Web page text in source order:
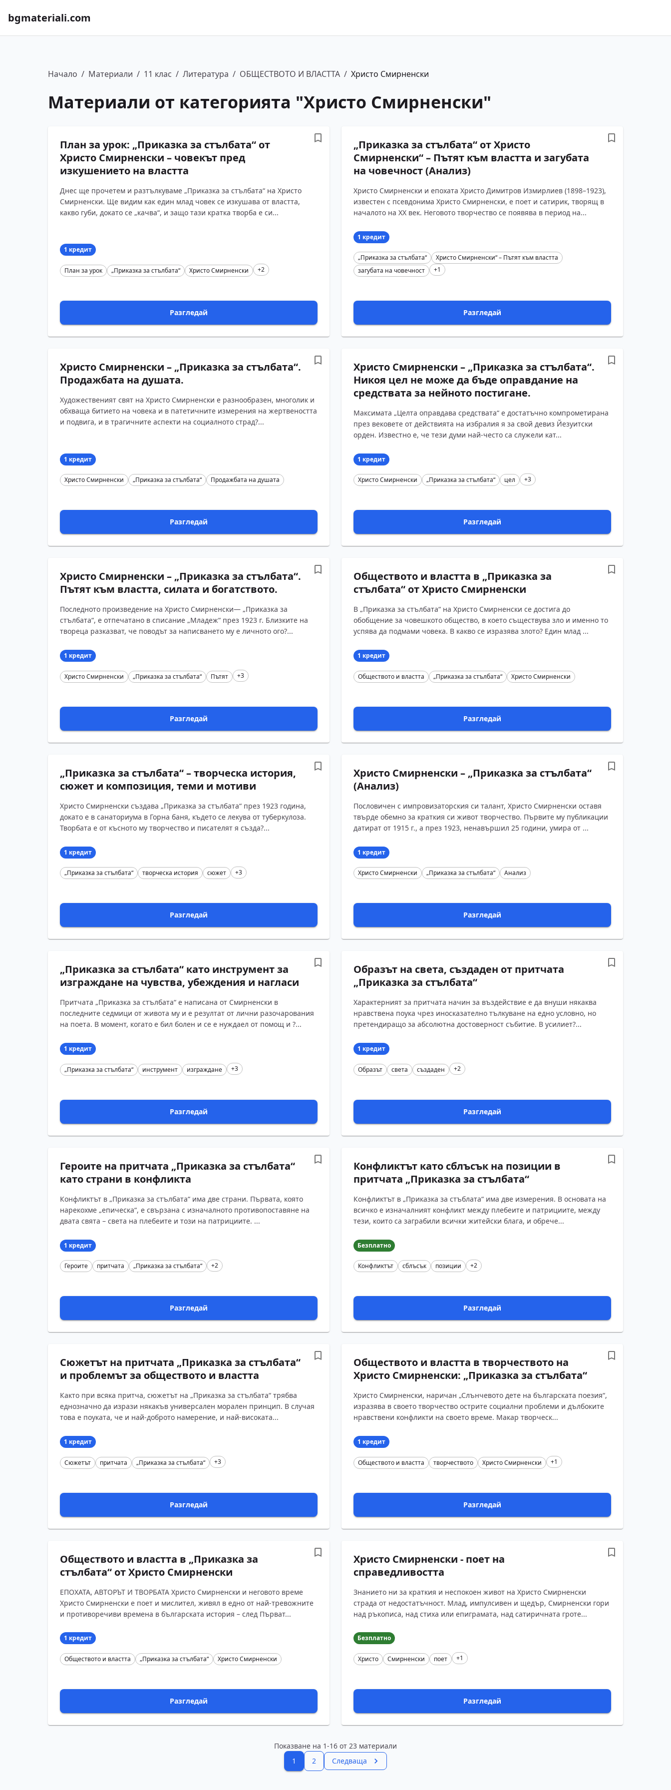
bgmateriali.com
Начало / Материали / 11 клас / Литература / ОБЩЕСТВОТО И ВЛАСТТА / Христо Смирненски
Материали от категорията "Христо Смирненски"
План за урок: „Приказка за стълбата“ от
Христо Смирненски – човекът пред
изкушението на властта
Днес ще прочетем и разтълкуваме „Приказка за стълбата“ на Христо
Смирненски. Ще видим как един млад човек се изкушава от властта,
какво губи, докато се „качва“, и защо тази кратка творба е си...
1 кредит
План за урок „Приказка за стълбата“ Христо Смирненски +2
Разгледай
„Приказка за стълбата“ от Христо
Смирненски“ – Пътят към властта и загубата
на човечност (Анализ)
Христо Смирненски и епохата Христо Димитров Измирлиев (1898–1923),
известен с псевдонима Христо Смирненски, е поет и сатирик, творящ в
началото на XX век. Неговото творчество се появява в период на...
1 кредит
„Приказка за стълбата“
Христо Смирненски“ – Пътят към властта
загубата на човечност
+1
Разгледай
Христо Смирненски – „Приказка за стълбата“.
Продажбата на душата.
Художественият свят на Христо Смирненски е разнообразен, многолик и
обхваща битието на човека и в патетичните измерения на жертвеността
и подвига, и в трагичните аспекти на социалното страд?...
1 кредит
Христо Смирненски „Приказка за стълбата“ Продажбата на душата
Разгледай
Христо Смирненски – „Приказка за стълбата“.
Никоя цел не може да бъде оправдание на
средствата за нейното постигане.
Максимата „Целта оправдава средствата“ е достатъчно компрометирана
през вековете от действията на избралия я за свой девиз Йезуитски
орден. Известно е, че тези думи най-често са служели кат...
1 кредит
Христо Смирненски „Приказка за стълбата“ цел +3
Разгледай
Христо Смирненски – „Приказка за стълбата“.
Пътят към властта, силата и богатството.
Последното произведение на Христо Смирненски— „Приказка за
стълбата“, е отпечатано в списание „Младеж“ през 1923 г. Близките на
твореца разказват, че поводът за написването му е личното ого?...
1 кредит
Христо Смирненски „Приказка за стълбата“ Пътят +3
Разгледай
Обществото и властта в „Приказка за
стълбата“ от Христо Смирненски
В „Приказка за стълбата“ на Христо Смирненски се достига до
обобщение за човешкото общество, в което съществува зло и именно то
успява да подмами човека. В какво се изразява злото? Един млад ...
1 кредит
Обществото и властта „Приказка за стълбата“ Христо Смирненски
Разгледай
„Приказка за стълбата“ – творческа история,
сюжет и композиция, теми и мотиви
Христо Смирненски създава „Приказка за стълбата“ през 1923 година,
докато е в санаториума в Горна баня, където се лекува от туберкулоза.
Творбата е от късното му творчество и писателят я създа?...
1 кредит
„Приказка за стълбата“ творческа история сюжет +3
Разгледай
Христо Смирненски – „Приказка за стълбата“
(Анализ)
Пословичен с импровизаторския си талант, Христо Смирненски оставя
твърде обемно за краткия си живот творчество. Първите му публикации
датират от 1915 г., а през 1923, ненавършил 25 години, умира от ...
1 кредит
Христо Смирненски „Приказка за стълбата“ Анализ
Разгледай
„Приказка за стълбата“ като инструмент за
изграждане на чувства, убеждения и нагласи
Притчата „Приказка за стълбата“ е написана от Смирненски в
последните седмици от живота му и е резултат от лични разочарования
на поета. В момент, когато е бил болен и се е нуждаел от помощ и ?...
1 кредит
„Приказка за стълбата“ инструмент изграждане +3
Разгледай
Образът на света, създаден от притчата
„Приказка за стълбата“
Характерният за притчата начин за въздействие е да внуши някаква
нравствена поука чрез иносказателно тълкуване на едно условно, но
претендиращо за абсолютна достоверност събитие. В усилиет?...
1 кредит
Образът света създаден +2
Разгледай
Героите на притчата „Приказка за стълбата“
като страни в конфликта
Конфликтът в „Приказка за стълбата“ има две страни. Първата, която
нарекохме „епическа“, е свързана с изначалното противопоставяне на
двата свята – света на плебеите и този на патрициите. ...
1 кредит
Героите притчата „Приказка за стълбата“ +2
Разгледай
Конфликтът като сблъсък на позиции в
притчата „Приказка за стълбата“
Конфликтът в „Приказка за стъблата“ има две измерения. В основата на
всичко е изначалният конфликт между плебеите и патрициите, между
тези, които са заграбили всички житейски блага, и обрече...
Безплатно
Конфликтът сблъсък позиции +2
Разгледай
Сюжетът на притчата „Приказка за стълбата“
и проблемът за обществото и властта
Както при всяка притча, сюжетът на „Приказка за стълбата“ трябва
еднозначно да изрази някакъв универсален морален принцип. В случая
това е поуката, че и най-доброто намерение, и най-високата...
1 кредит
Сюжетът притчата „Приказка за стълбата“ +3
Разгледай
Обществото и властта в творчеството на
Христо Смирненски: „Приказка за стълбата“
Христо Смирненски, наричан „Слънчевото дете на българската поезия“,
изразява в своето творчество острите социални проблеми и дълбоките
нравствени конфликти на своето време. Макар творческ...
1 кредит
Обществото и властта творчеството Христо Смирненски +1
Разгледай
Обществото и властта в „Приказка за
стълбата“ от Христо Смирненски
ЕПОХАТА, АВТОРЪТ И ТВОРБАТА Христо Смирненски и неговото време
Христо Смирненски е поет и мислител, живял в едно от най-тревожните
и противоречиви времена в българската история – след Първат...
1 кредит
Обществото и властта „Приказка за стълбата“ Христо Смирненски
Разгледай
Христо Смирненски - поет на
справедливостта
Знанието ни за краткия и неспокоен живот на Христо Смирненски
страда от недостатъчност. Млад, импулсивен и щедър, Смирненски гори
над ръкописа, над стиха или епиграмата, над сатиричната гроте...
Безплатно
Христо Смирненски поет +1
Разгледай
Показване на 1-16 от 23 материали
1
2 Следваща